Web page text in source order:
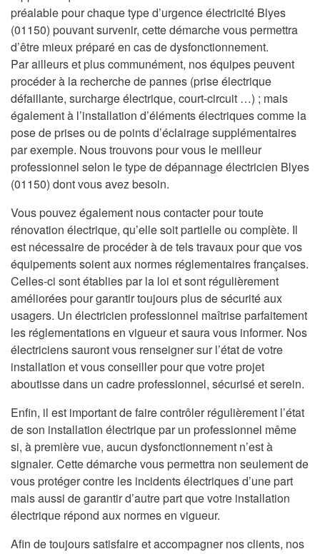
préalable pour chaque type d’urgence électricité Blyes
(01150) pouvant survenir, cette démarche vous permettra
d’être mieux préparé en cas de dysfonctionnement.
Par ailleurs et plus communément, nos équipes peuvent
procéder à la recherche de pannes (prise électrique
défaillante, surcharge électrique, court-circuit …) ; mais
également à l’installation d’éléments électriques comme la
pose de prises ou de points d’éclairage supplémentaires
par exemple. Nous trouvons pour vous le meilleur
professionnel selon le type de dépannage électricien Blyes
(01150) dont vous avez besoin.
Vous pouvez également nous contacter pour toute
rénovation électrique, qu’elle soit partielle ou complète. Il
est nécessaire de procéder à de tels travaux pour que vos
équipements soient aux normes réglementaires françaises.
Celles-ci sont établies par la loi et sont régulièrement
améliorées pour garantir toujours plus de sécurité aux
usagers. Un électricien professionnel maîtrise parfaitement
les réglementations en vigueur et saura vous informer. Nos
électriciens sauront vous renseigner sur l’état de votre
installation et vous conseiller pour que votre projet
aboutisse dans un cadre professionnel, sécurisé et serein.
Enfin, il est important de faire contrôler régulièrement l’état
de son installation électrique par un professionnel même
si, à première vue, aucun dysfonctionnement n’est à
signaler. Cette démarche vous permettra non seulement de
vous protéger contre les incidents électriques d’une part
mais aussi de garantir d’autre part que votre installation
électrique répond aux normes en vigueur.
Afin de toujours satisfaire et accompagner nos clients, nos